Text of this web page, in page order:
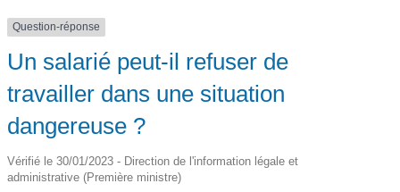
Question-réponse
Un salarié peut-il refuser de
travailler dans une situation
dangereuse ?
Vérifié le 30/01/2023 - Direction de l'information légale et
administrative (Première ministre)